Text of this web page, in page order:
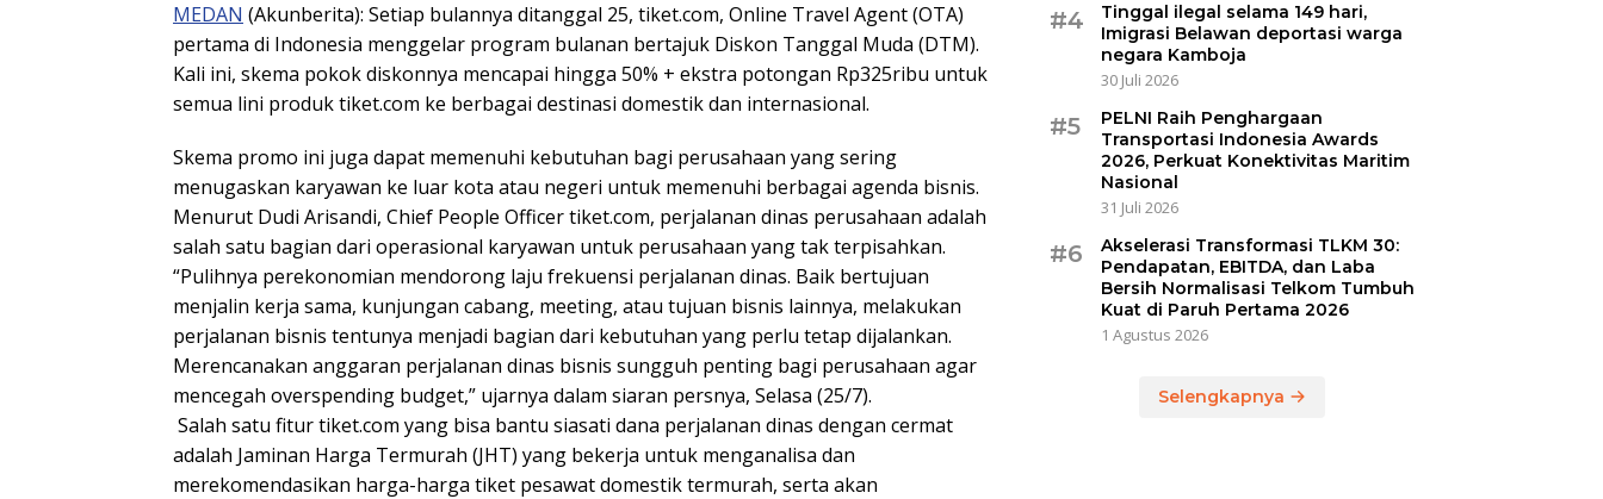
MEDAN (Akunberita): Setiap bulannya ditanggal 25, tiket.com, Online Travel Agent (OTA)
pertama di Indonesia menggelar program bulanan bertajuk Diskon Tanggal Muda (DTM).
Kali ini, skema pokok diskonnya mencapai hingga 50% + ekstra potongan Rp325ribu untuk
semua lini produk tiket.com ke berbagai destinasi domestik dan internasional.
Skema promo ini juga dapat memenuhi kebutuhan bagi perusahaan yang sering
menugaskan karyawan ke luar kota atau negeri untuk memenuhi berbagai agenda bisnis.
Menurut Dudi Arisandi, Chief People Officer tiket.com, perjalanan dinas perusahaan adalah
salah satu bagian dari operasional karyawan untuk perusahaan yang tak terpisahkan.
“Pulihnya perekonomian mendorong laju frekuensi perjalanan dinas. Baik bertujuan
menjalin kerja sama, kunjungan cabang, meeting, atau tujuan bisnis lainnya, melakukan
perjalanan bisnis tentunya menjadi bagian dari kebutuhan yang perlu tetap dijalankan.
Merencanakan anggaran perjalanan dinas bisnis sungguh penting bagi perusahaan agar
mencegah overspending budget,” ujarnya dalam siaran persnya, Selasa (25/7).
Salah satu fitur tiket.com yang bisa bantu siasati dana perjalanan dinas dengan cermat
adalah Jaminan Harga Termurah (JHT) yang bekerja untuk menganalisa dan
merekomendasikan harga-harga tiket pesawat domestik termurah, serta akan
#4
Tinggal ilegal selama 149 hari,
Imigrasi Belawan deportasi warga
negara Kamboja
30 Juli 2026
#5
PELNI Raih Penghargaan
Transportasi Indonesia Awards
2026, Perkuat Konektivitas Maritim
Nasional
31 Juli 2026
#6
Akselerasi Transformasi TLKM 30:
Pendapatan, EBITDA, dan Laba
Bersih Normalisasi Telkom Tumbuh
Kuat di Paruh Pertama 2026
1 Agustus 2026
Selengkapnya